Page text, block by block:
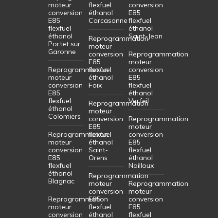
moteur
conversion
E85
flexfuel
éthanol
Portet sur
Garonne
Reprogrammation
moteur
conversion
E85
flexfuel
éthanol
Colomiers
Reprogrammation
moteur
conversion
E85
flexfuel
éthanol
Blagnac
Reprogrammation
moteur
conversion
flexfuel
éthanol
Carcasonne
Reprogrammation
moteur
conversion
E85
flexfuel
éthanol
Foix
Reprogrammation
moteur
conversion
E85
flexfuel
éthanol
Saint-
Orens
Reprogrammation
moteur
conversion
E85
flexfuel
éthanol
conversion
E85
flexfuel
éthanol
Saint-Jean
Reprogrammation
moteur
conversion
E85
flexfuel
éthanol
Verfeil
Reprogrammation
moteur
conversion
E85
flexfuel
éthanol
Nailloux
Reprogrammation
moteur
conversion
E85
flexfuel